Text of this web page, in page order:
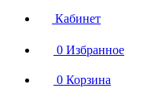
Кабинет
0 Избранное
0 Корзина